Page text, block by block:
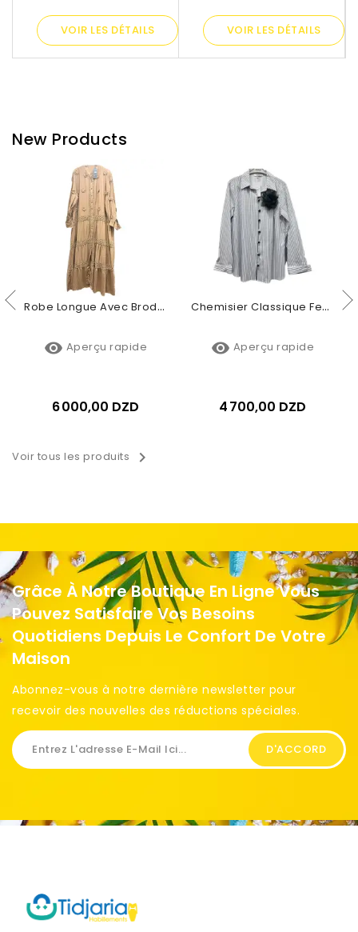
VOIR LES DÉTAILS VOIR LES DÉTAILS
New Products
Robe Longue Avec Broderie Et Motifs Fleuris
 Aperçu rapide
6 000,00 DZD
Chemisier Classique Femme À Rayures Avec Fleur
 Aperçu rapide
4 700,00 DZD
Voir tous les produits 
Grâce À Notre Boutique En Ligne Vous
Pouvez Satisfaire Vos Besoins
Quotidiens Depuis Le Confort De Votre
Maison
Abonnez-vous à notre dernière newsletter pour
recevoir des nouvelles des réductions spéciales. ​